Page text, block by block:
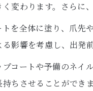
変わります。さらに
を全体に塗り、爪先
影響を考慮し、出発
コートや予備のネイ
ちさせることができま